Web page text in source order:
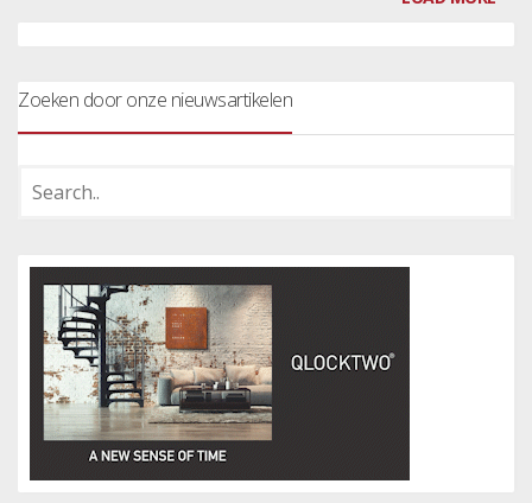
Zoeken door onze nieuwsartikelen